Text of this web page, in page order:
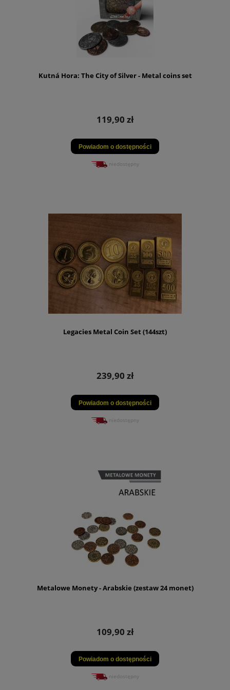
Kutná Hora: The City of Silver - Metal coins set
119,90 zł
Powiadom o dostępności
niedostępny
Legacies Metal Coin Set (144szt)
239,90 zł
Powiadom o dostępności
niedostępny
Metalowe Monety - Arabskie (zestaw 24 monet)
109,90 zł
Powiadom o dostępności
niedostępny